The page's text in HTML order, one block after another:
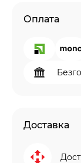
Оплата
Доставка